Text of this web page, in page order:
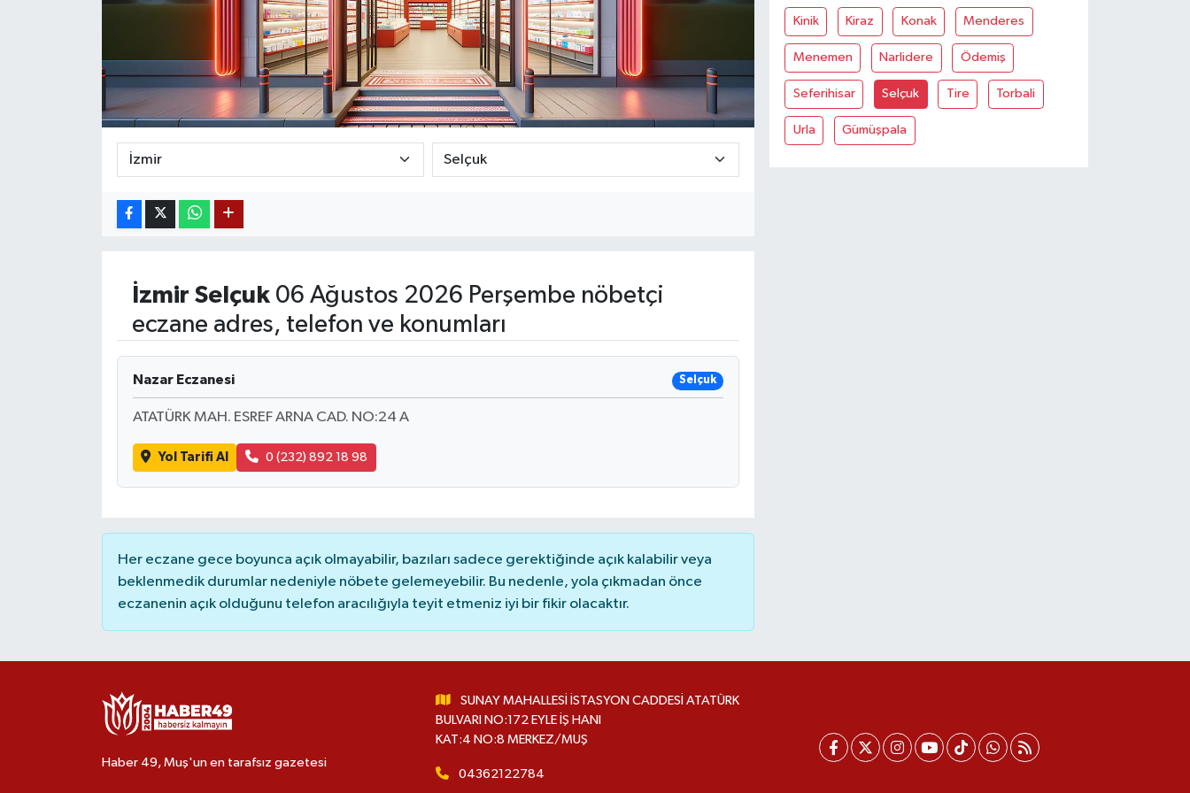
İzmir Selçuk06 Ağustos 2026 Perşembe nöbetçi
eczane adres, telefon ve konumları
Nazar Eczanesi Selçuk
ATATÜRK MAH. ESREF ARNA CAD. NO:24 A
Yol Tarifi Al 0 (232) 892 18 98
Her eczane gece boyunca açık olmayabilir, bazıları sadece gerektiğinde açık kalabilir veya
beklenmedik durumlar nedeniyle nöbete gelemeyebilir. Bu nedenle, yola çıkmadan önce
eczanenin açık olduğunu telefon aracılığıyla teyit etmeniz iyi bir fikir olacaktır.
Kinik Kiraz Konak Menderes
Menemen Narlidere Ödemiş
Seferihisar Selçuk Tire Torbali
Urla Gümüşpala
Haber 49, Muş'un en tarafsız gazetesi
SUNAY MAHALLESİ İSTASYON CADDESİ ATATÜRK
BULVARI NO:172 EYLE İŞ HANI
KAT:4 NO:8 MERKEZ/MUŞ
04362122784
Teknoloji
Kültür Sanat